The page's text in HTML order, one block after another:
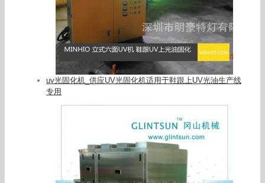
uv光固化机_供应UV光固化机适用于鞋跟上UV光油生产线
专用